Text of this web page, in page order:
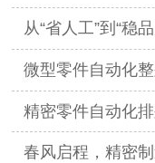
从“省人工”到“稳品质
微型零件自动化
精密零件自动化
春风启程，精密制造再